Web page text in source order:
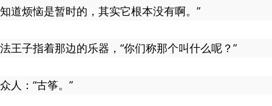
知道烦恼是暂时的，其实它根本没有啊。”
法王子指着那边的乐器，“你们称那个叫什么呢？”
众人：“古筝。”